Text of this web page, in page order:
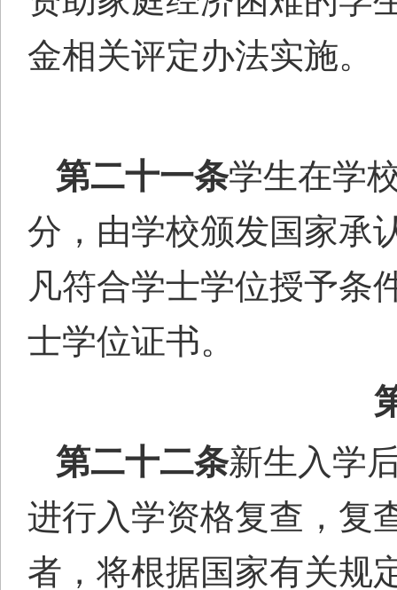
金相关评定办法实施。
第二十一条学生在学
分，由学校颁发国家承
凡符合学士学位授予条
士学位证书。
第二十二条新生入学
进行入学资格复查，复
者，将根据国家有关规